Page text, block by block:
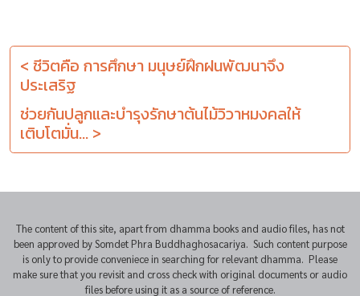
< ชีวิตคือ การศึกษา มนุษย์ฝึกฝนพัฒนาจึง
ประเสริฐ
ช่วยกันปลูกและบำรุงรักษาต้นไม้วิวาหมงคลให้
เติบโตมั่น... >
The content of this site, apart from dhamma books and audio files, has not
been approved by Somdet Phra Buddhaghosacariya. Such content purpose
is only to provide conveniece in searching for relevant dhamma. Please
make sure that you revisit and cross check with original documents or audio
files before using it as a source of reference.